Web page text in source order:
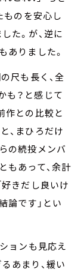
ものを安心し
た。が、逆に
ありました。
尺も長く、全
も？と感じて
作との比較と
、まひろだけ
の続投メンバ
もあって、余計
好きだし良いけ
論です」とい
ョンも見応え
あまり、緩い